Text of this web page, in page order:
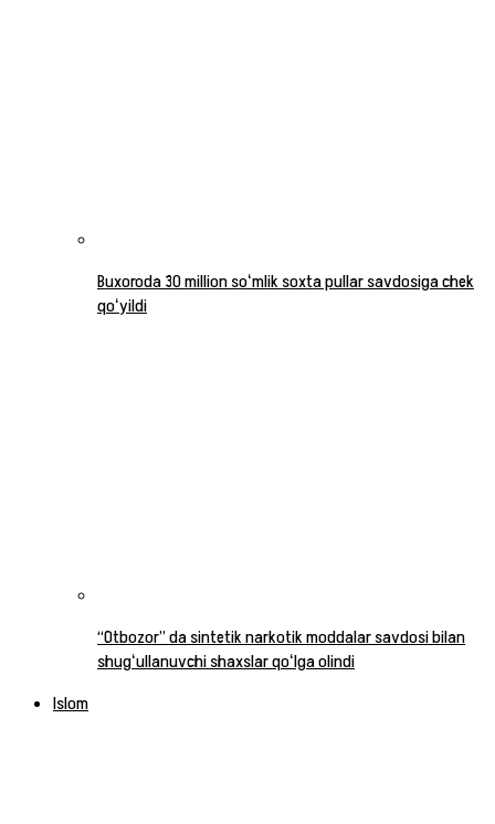
Buxoroda 30 million soʻmlik soxta pullar savdosiga chek
qoʻyildi
“Otbozor” da sintetik narkotik moddalar savdosi bilan
shugʻullanuvchi shaxslar qoʻlga olindi
Islom